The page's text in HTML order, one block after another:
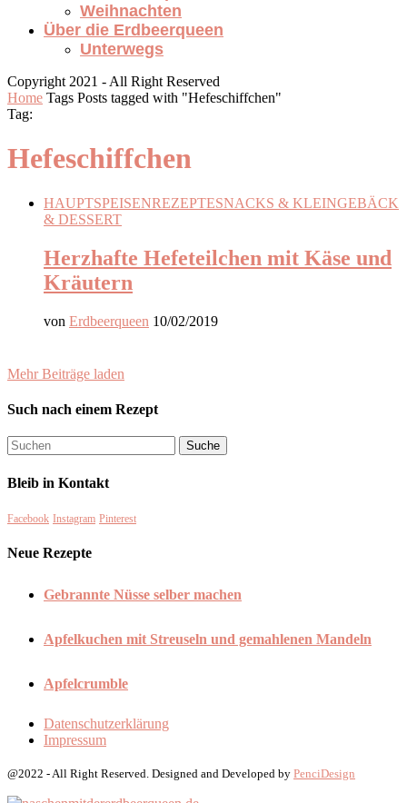
Weihnachten
Über die Erdbeerqueen
Unterwegs
Copyright 2021 - All Right Reserved
Home Tags Posts tagged with "Hefeschiffchen"
Tag:
Hefeschiffchen
HAUPTSPEISENREZEPTESNACKS & KLEINGEBÄCK
& DESSERT
Herzhafte Hefeteilchen mit Käse und
Kräutern
von Erdbeerqueen 10/02/2019
Mehr Beiträge laden
Such nach einem Rezept
Bleib in Kontakt
Facebook Instagram Pinterest
Neue Rezepte
Gebrannte Nüsse selber machen
Apfelkuchen mit Streuseln und gemahlenen Mandeln
Apfelcrumble
Datenschutzerklärung
Impressum
@2022 - All Right Reserved. Designed and Developed by PenciDesign